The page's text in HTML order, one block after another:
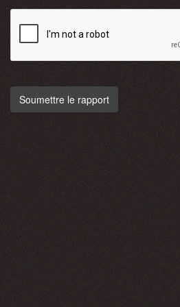
Soumettre le rapport